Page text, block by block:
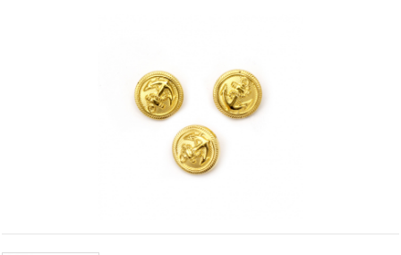
zobrazovali